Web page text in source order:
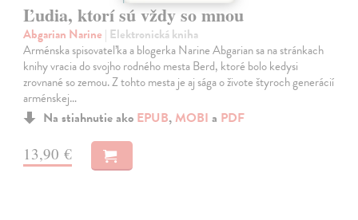
Ľudia, ktorí sú vždy so mnou
Abgarian Narine | Elektronická kniha
Arménska spisovateľka a blogerka Narine Abgarian sa na stránkach
knihy vracia do svojho rodného mesta Berd, ktoré bolo kedysi
zrovnané so zemou. Z tohto mesta je aj sága o živote štyroch generácií
arménskej…
Na stiahnutie ako EPUB, MOBI a PDF
13,90 €